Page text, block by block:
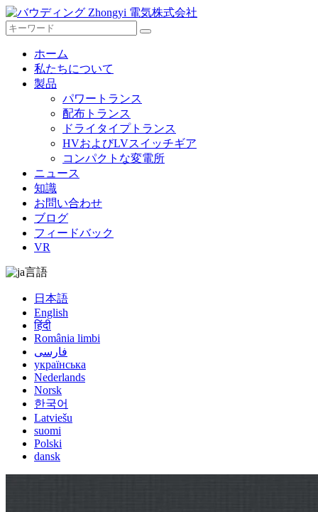
ホーム
私たちについて
製品
パワートランス
配布トランス
ドライタイプトランス
HVおよびLVスイッチギア
コンパクトな変電所
ニュース
知識
お問い合わせ
ブログ
フィードバック
VR
言語
日本語
English
हिंदी
România limbi
فارسی
українська
Nederlands
Norsk
한국어
Latviešu
suomi
Polski
dansk